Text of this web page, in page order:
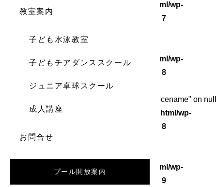
教室案内
子ども水泳教室
子どもチアダンススクール
ジュニア卓球スクール
成人講座
お問合せ
プール開放案内
/home/wordstock/numasupo.com/public_html/wp-
content/themes/numaspo/single.php
7
: Undefined array key 0 in
/home/wordstock/numasupo.com/public_html/wp-
8
: Attempt to read property "category_nicename" on null
/home/wordstock/numasupo.com/public_html/wp-
8
/home/wordstock/numasupo.com/public_html/wp-
9